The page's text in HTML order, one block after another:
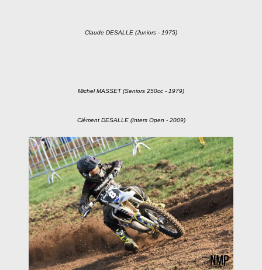
Claude DESALLE (Juniors - 1975)
Michel MASSET (Seniors 250cc - 1979)
Clément DESALLE (Inters Open - 2009)